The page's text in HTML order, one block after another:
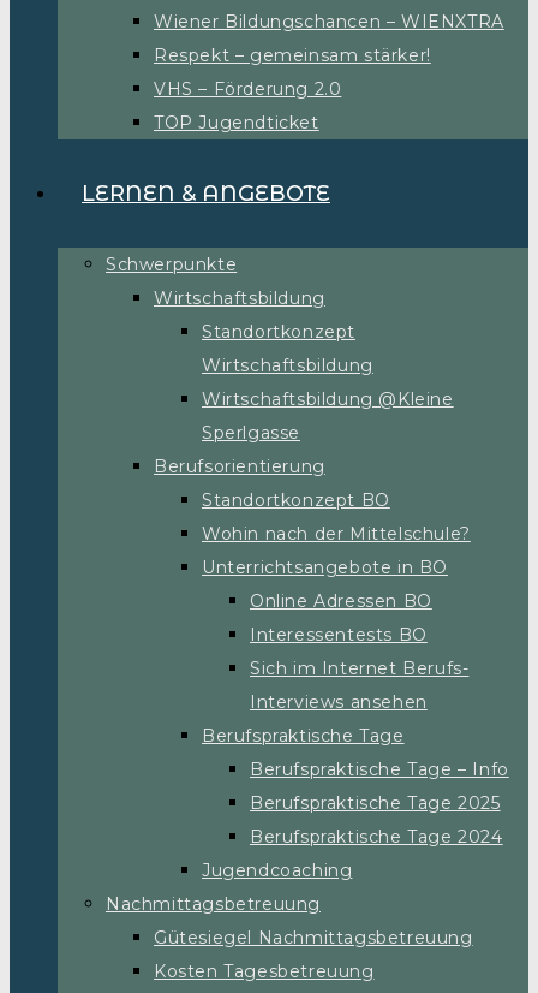
Wiener Bildungschancen – WIENXTRA
Respekt – gemeinsam stärker!
VHS – Förderung 2.0
TOP Jugendticket
LERNEN & ANGEBOTE
Schwerpunkte
Wirtschaftsbildung
Standortkonzept
Wirtschaftsbildung
Wirtschaftsbildung @Kleine
Sperlgasse
Berufsorientierung
Standortkonzept BO
Wohin nach der Mittelschule?
Unterrichtsangebote in BO
Online Adressen BO
Interessentests BO
Sich im Internet Berufs-
Interviews ansehen
Berufspraktische Tage
Berufspraktische Tage – Info
Berufspraktische Tage 2025
Berufspraktische Tage 2024
Jugendcoaching
Nachmittagsbetreuung
Gütesiegel Nachmittagsbetreuung
Kosten Tagesbetreuung